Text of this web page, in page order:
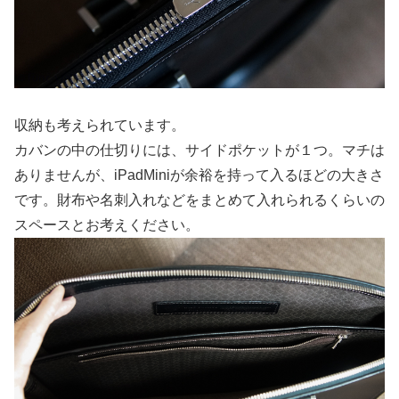
収納も考えられています。
カバンの中の仕切りには、サイドポケットが１つ。マチは
ありませんが、iPadMiniが余裕を持って入るほどの大きさ
です。財布や名刺入れなどをまとめて入れられるくらいの
スペースとお考えください。